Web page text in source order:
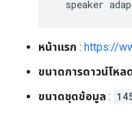
speaker
หน้าแรก : https://
ขนาดการดาวน์โหล
ขนาดชุดข้อมูล :